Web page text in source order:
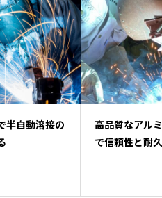
高品質なアルミ溶接サービス
で信頼性と耐久性を実現